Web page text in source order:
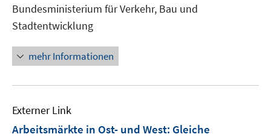
Fenster
Bundesministerium für Verkehr, Bau und
Stadtentwicklung
mehr Informationen
Externer Link
Arbeitsmärkte in Ost- und West: Gleiche